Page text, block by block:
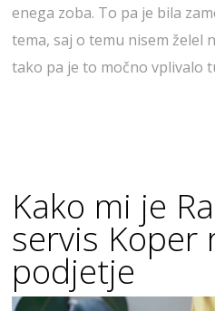
enega zoba. To pa je bila
tema, saj o temu nisem želel
tako pa je to močno vplivalo
Kako mi je
servis Koper
podjetje